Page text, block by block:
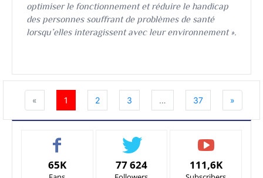
optimiser le fonctionnement et réduire le handicap
des personnes souffrant de problèmes de santé
lorsqu’elles interagissent avec leur environnement ».
« 1 2 3 … 37 »
65K 77 624 111,6K